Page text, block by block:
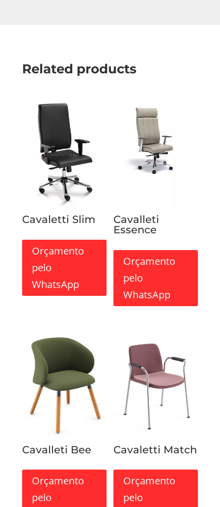
Related products
Cavaletti Slim
Orçamento
pelo
WhatsApp
Cavalleti
Essence
Orçamento
pelo
WhatsApp
Cavalleti Bee
Orçamento
pelo
Cavaletti Match
Orçamento
pelo